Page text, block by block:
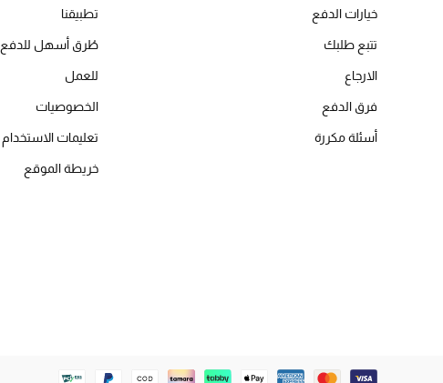
خيارات الدفع
تتبع طلبك
الارجاع
فرق الدفع
أسئلة مكررة
تطبيقنا
طُرق أسهل للدفع
للعمل
الخصوصيات
تعليمات الاستخدام
خريطة الموقع